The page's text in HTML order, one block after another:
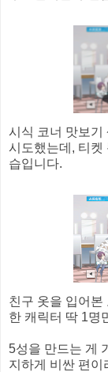
시식 코너 맛보기
시도했는데, 티켓
습입니다.
친구 옷을 입어본
한 캐릭터 딱 1명
5성을 만드는 게
지하게 비싼 편이